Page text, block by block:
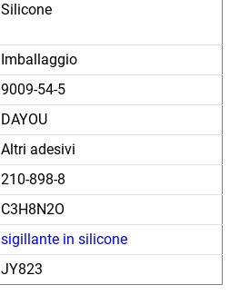
Silicone
Imballaggio
9009-54-5
DAYOU
Altri adesivi
210-898-8
C3H8N2O
sigillante in silicone
JY823